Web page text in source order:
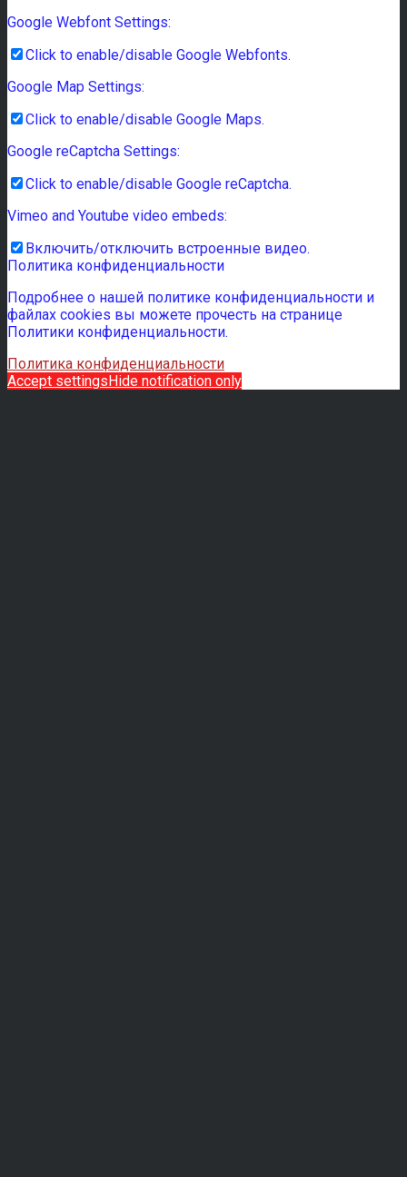
Google Webfont Settings:
Click to enable/disable Google Webfonts.
Google Map Settings:
Click to enable/disable Google Maps.
Google reCaptcha Settings:
Click to enable/disable Google reCaptcha.
Vimeo and Youtube video embeds:
Включить/отключить встроенные видео.
Политика конфиденциальности
Подробнее о нашей политике конфиденциальности и
файлах cookies вы можете прочесть на странице
Политики конфиденциальности.
Политика конфиденциальности
Accept settingsHide notification only